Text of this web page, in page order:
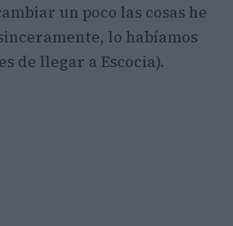
un poco las cosas he
lo habíamos
de llegar a Escocia).